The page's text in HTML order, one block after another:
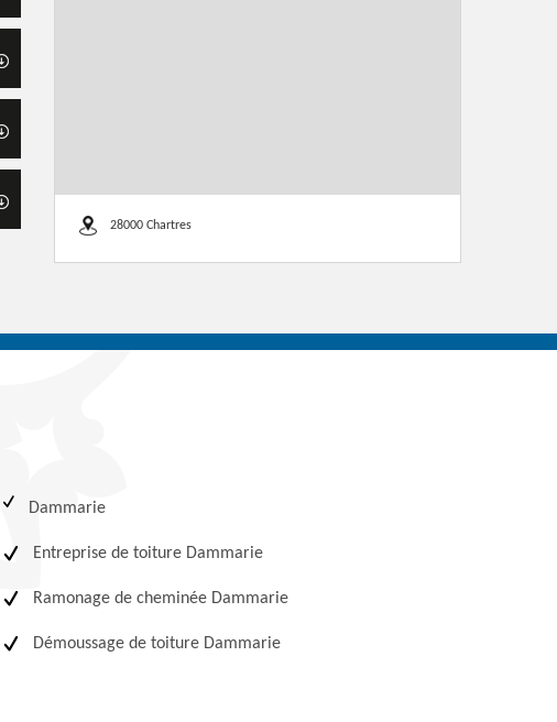
28000 Chartres
Dammarie
Entreprise de toiture Dammarie
Ramonage de cheminée Dammarie
Démoussage de toiture Dammarie